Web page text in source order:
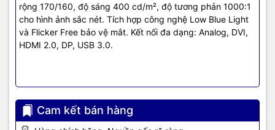
rộng 170/160, độ sáng 400 cd/m², độ tương phản 1000:1
cho hình ảnh sắc nét. Tích hợp công nghệ Low Blue Light
và Flicker Free bảo vệ mắt. Kết nối đa dạng: Analog, DVI,
HDMI 2.0, DP, USB 3.0.
Cam kết bán hàng
Nhiều game thủ cho rằng màn hình 240Hz chỉ thực sự hữu ích khi
chơi các tựa game FPS.
Tuy nhiên, tần số quét 240Hz không chỉ làm cho hình ảnh mượt mà
này trở nên rõ ràng và sắc nét hơn bao giờ hết. So với màn hình
60Hz, độ chính xác và độ nhạy của các chuyển động trên màn
hình 240Hz được cải thiện đáng kể. Bạn sẽ dễ dàng nhận thấy sự